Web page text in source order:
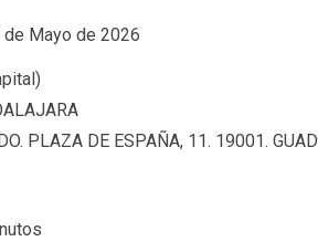
Mayo de 2026
PLAZA DE ESPAÑA, 11. 19001.